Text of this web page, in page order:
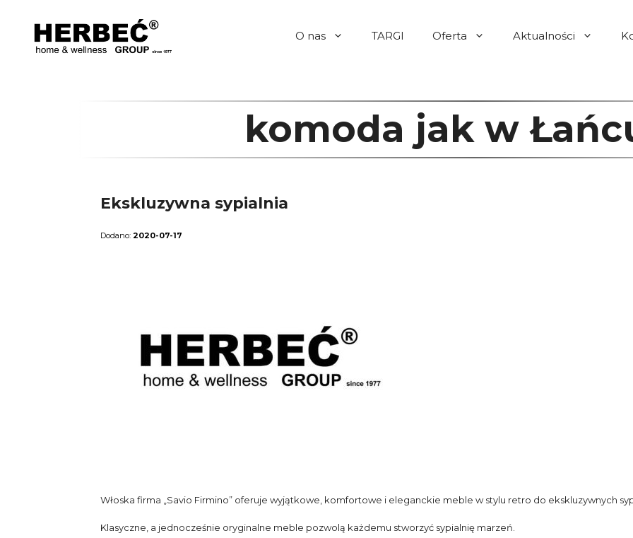
O nas TARGI Oferta Aktualności
komoda jak w
Ekskluzywna sypialnia
2020-07-17
Włoska firma „Savio Firmino” oferuje wyjątkowe, komfortowe i eleganckie meble w stylu retro do ekskluzywnych
Klasyczne, a jednocześnie oryginalne meble pozwolą każdemu stworzyć sypialnię marzeń.